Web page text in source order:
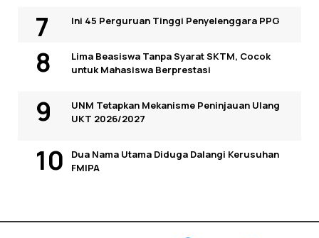
Ini 45 Perguruan Tinggi Penyelenggara PPG
Lima Beasiswa Tanpa Syarat SKTM, Cocok
untuk Mahasiswa Berprestasi
UNM Tetapkan Mekanisme Peninjauan Ulang
UKT 2026/2027
Dua Nama Utama Diduga Dalangi Kerusuhan
FMIPA